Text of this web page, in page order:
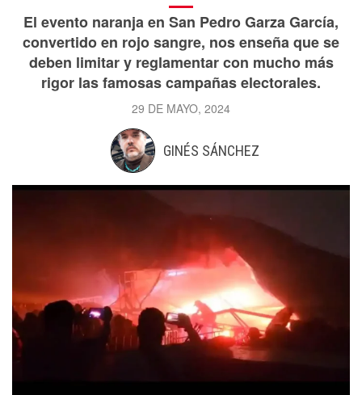
El evento naranja en San Pedro Garza García,
convertido en rojo sangre, nos enseña que se
deben limitar y reglamentar con mucho más
rigor las famosas campañas electorales.
29 DE MAYO, 2024
GINÉS SÁNCHEZ